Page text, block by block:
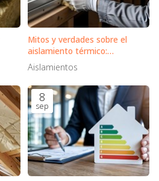
Mitos y verdades sobre el
aislamiento térmico:
¿realmente se ahorra en la
factura?
Aislamientos
8
sep